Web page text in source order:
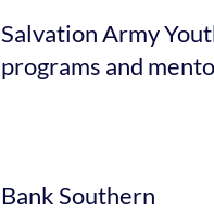
Salvation Army
programs and
Bank Southern